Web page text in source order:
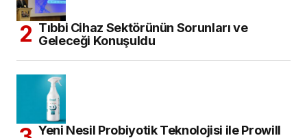
Tıbbi Cihaz Sektörünün Sorunları ve
Geleceği Konuşuldu
Yeni Nesil Probiyotik Teknolojisi ile Prowill